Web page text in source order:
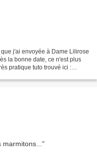
j'ai envoyée à Dame Lilirose
la bonne date, ce n'est plus
pratique tuto trouvé ici :